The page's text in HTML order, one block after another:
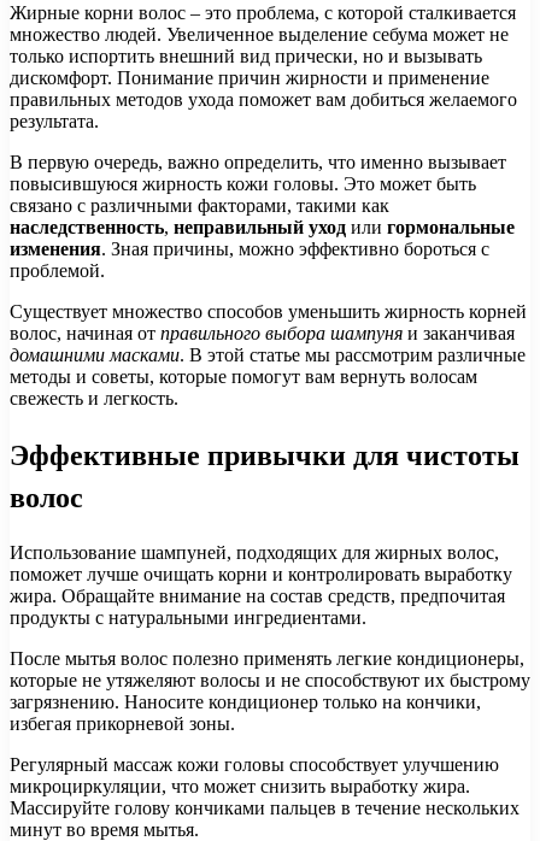
Жирные корни волос – это проблема, с которой сталкивается
множество людей. Увеличенное выделение себума может не
только испортить внешний вид прически, но и вызывать
дискомфорт. Понимание причин жирности и применение
правильных методов ухода поможет вам добиться желаемого
результата.
В первую очередь, важно определить, что именно вызывает
повысившуюся жирность кожи головы. Это может быть
связано с различными факторами, такими как
наследственность, неправильный уход или гормональные
изменения. Зная причины, можно эффективно бороться с
проблемой.
Существует множество способов уменьшить жирность корней
волос, начиная от правильного выбора шампуня и заканчивая
домашними масками. В этой статье мы рассмотрим различные
методы и советы, которые помогут вам вернуть волосам
свежесть и легкость.
Эффективные привычки для чистоты
волос
Использование шампуней, подходящих для жирных волос,
поможет лучше очищать корни и контролировать выработку
жира. Обращайте внимание на состав средств, предпочитая
продукты с натуральными ингредиентами.
После мытья волос полезно применять легкие кондиционеры,
которые не утяжеляют волосы и не способствуют их быстрому
загрязнению. Наносите кондиционер только на кончики,
избегая прикорневой зоны.
Регулярный массаж кожи головы способствует улучшению
микроциркуляции, что может снизить выработку жира.
Массируйте голову кончиками пальцев в течение нескольких
минут во время мытья.